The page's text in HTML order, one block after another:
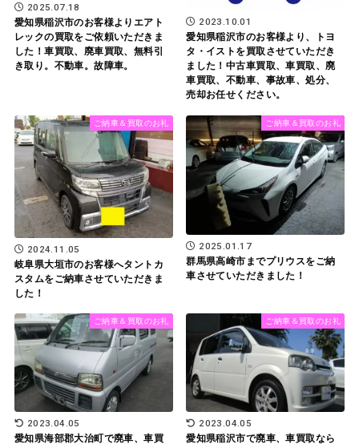
2025.07.18
愛知県稲沢市のお客様よりエアト
レックの買取をご依頼いただきま
した！車買取、廃車買取、無料引
き取り。不動車。故障車。
2023.10.01
愛知県稲沢市のお客様より、トヨ
タ・イストを買取させていただき
ました！中古車買取、車買取、廃
車買取、不動車、事故車、処分、
売却お任せください。
ご納車＆買取のお礼
2024.11.05
岐阜県大垣市のお客様へタントカ
スタムをご納車させていただきま
した！
ご納車＆買取のお礼
2025.01.17
群馬県高崎市までプリウスをご納
車させていただきました！
ご納車＆買取のお礼
2023.04.05
愛知県海部郡大治町で廃車、車買
ご納車＆買取のお礼
2023.04.05
愛知県稲沢市で廃車、車買取なら